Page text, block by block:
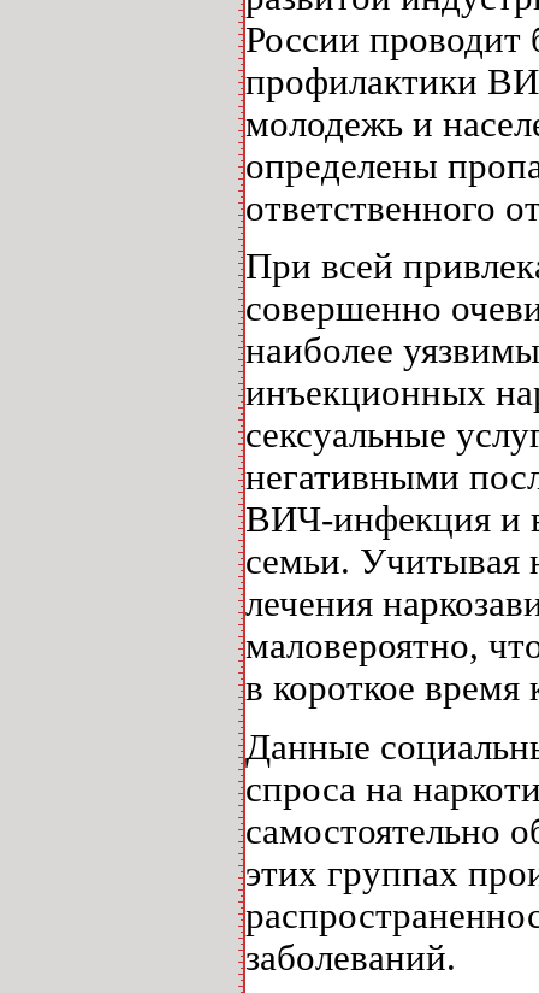
России проводит
профилактики
молодежь и
определены
ответственного
При всей
совершенно
наиболее
инъекционных
сексуальные
негативными
ВИЧ-инфекция и
семьи. Учитывая
лечения
маловероятно,
в короткое
Данные
спроса на
самостоятельно
этих группах
заболеваний.